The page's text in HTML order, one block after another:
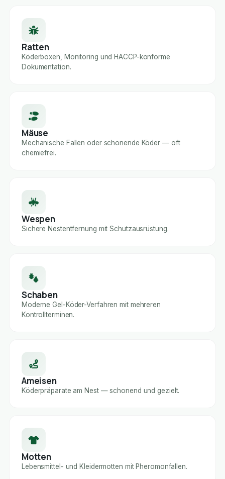
Ratten
Köderboxen, Monitoring und HACCP-konforme
Dokumentation.
Mäuse
Mechanische Fallen oder schonende Köder — oft
chemiefrei.
Wespen
Sichere Nestentfernung mit Schutzausrüstung.
Schaben
Moderne Gel-Köder-Verfahren mit mehreren
Kontrollterminen.
Ameisen
Köderpräparate am Nest — schonend und gezielt.
Motten
Lebensmittel- und Kleidermotten mit Pheromonfallen.